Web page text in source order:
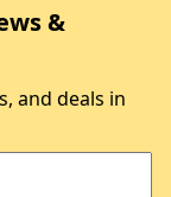
&
and deals in